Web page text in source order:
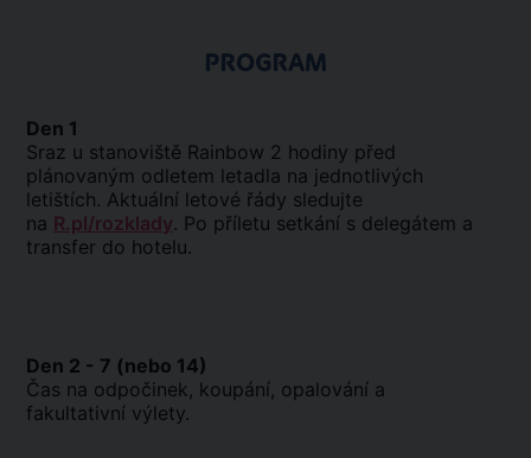
PROGRAM
Den 1
Sraz u stanoviště Rainbow 2 hodiny před
plánovaným odletem letadla na jednotlivých
letištích. Aktuální letové řády sledujte
na R.pl/rozklady. Po příletu setkání s delegátem a
transfer do hotelu.
Den 2 - 7 (nebo 14)
Čas na odpočinek, koupání, opalování a
fakultativní výlety.